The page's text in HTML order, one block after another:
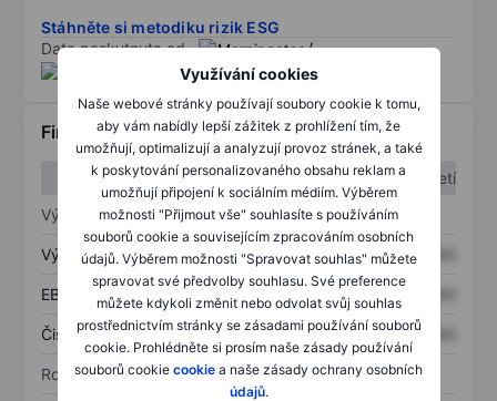
Využívání cookies
Naše webové stránky používají soubory cookie k tomu,
aby vám nabídly lepší zážitek z prohlížení tím, že
umožňují, optimalizují a analyzují provoz stránek, a také
k poskytování personalizovaného obsahu reklam a
umožňují připojení k sociálním médiím. Výběrem
možnosti "Přijmout vše" souhlasíte s používáním
souborů cookie a souvisejícím zpracováním osobních
údajů. Výběrem možnosti "Spravovat souhlas" můžete
spravovat své předvolby souhlasu. Své preference
můžete kdykoli změnit nebo odvolat svůj souhlas
prostřednictvím stránky se zásadami používání souborů
cookie. Prohlédněte si prosím naše zásady používání
souborů cookie cookie a naše zásady ochrany osobních
údajů.
Stáhněte si metodiku rizik ESG
Data poskytnuta od
/
Finanční informace
1. čtvrtletí
2. čtvrtletí
Výkaz zisku a ztráty
Výnos XXXXXXX XXXXXXX
EBITDA XXXXXXX XXXXXXX
Čistý příjem XXXXXXX XXXXXXX
Rozvaha